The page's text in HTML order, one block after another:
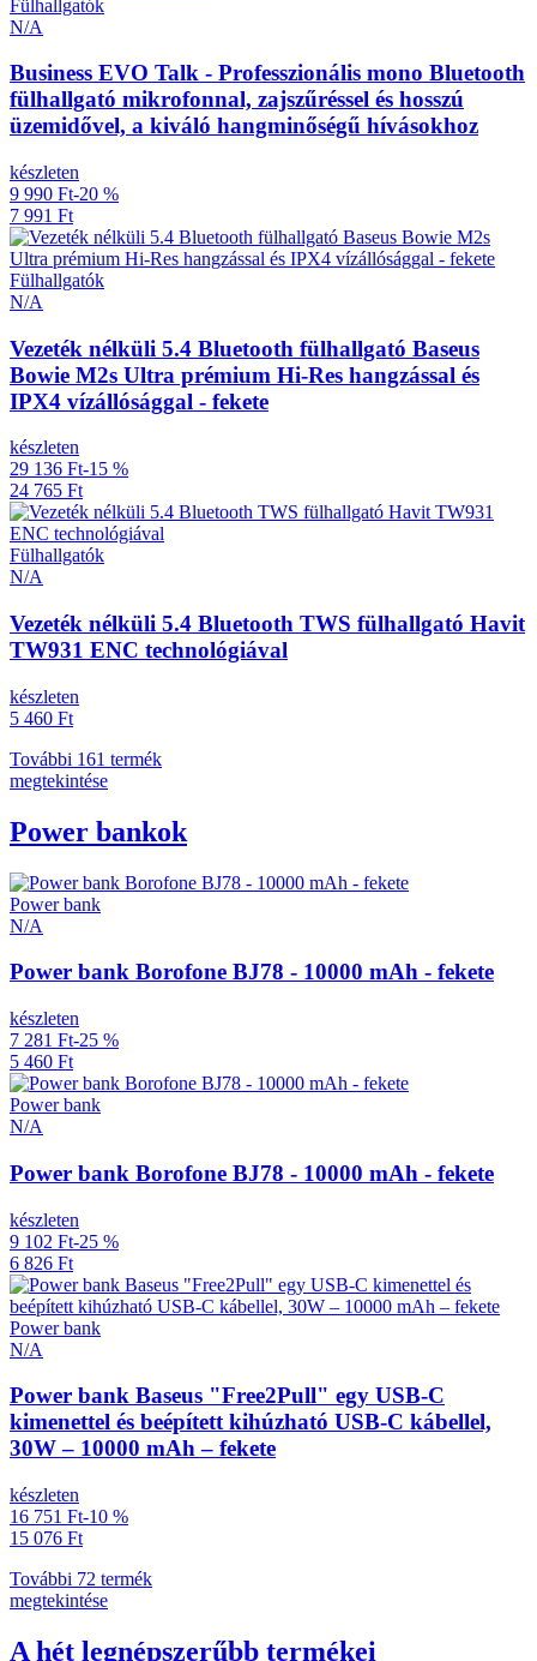
Fülhallgatók
N/A
Business EVO Talk - Professzionális mono Bluetooth
fülhallgató mikrofonnal, zajszűréssel és hosszú
üzemidővel, a kiváló hangminőségű hívásokhoz
készleten
9 990 Ft-20 %
7 991 Ft
Fülhallgatók
N/A
Vezeték nélküli 5.4 Bluetooth fülhallgató Baseus
Bowie M2s Ultra prémium Hi-Res hangzással és
IPX4 vízállósággal - fekete
készleten
29 136 Ft-15 %
24 765 Ft
Fülhallgatók
N/A
Vezeték nélküli 5.4 Bluetooth TWS fülhallgató Havit
TW931 ENC technológiával
készleten
5 460 Ft
További 161 termék
megtekintése
Power bankok
Power bank
N/A
Power bank Borofone BJ78 - 10000 mAh - fekete
készleten
7 281 Ft-25 %
5 460 Ft
Power bank
N/A
Power bank Borofone BJ78 - 10000 mAh - fekete
készleten
9 102 Ft-25 %
6 826 Ft
Power bank
N/A
Power bank Baseus "Free2Pull" egy USB-C
kimenettel és beépített kihúzható USB-C kábellel,
30W – 10000 mAh – fekete
készleten
16 751 Ft-10 %
15 076 Ft
További 72 termék
megtekintése
A hét legnépszerűbb termékei